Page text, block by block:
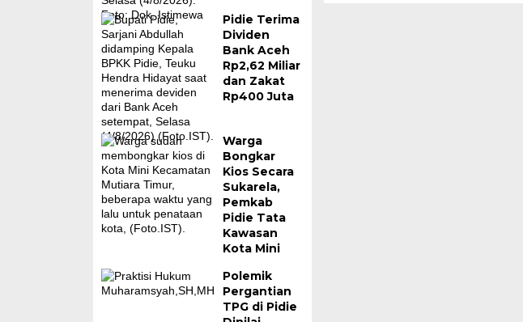
Pidie Terima
Dividen
Bank Aceh
Rp2,62 Miliar
dan Zakat
Rp400 Juta
Warga
Bongkar
Kios Secara
Sukarela,
Pemkab
Pidie Tata
Kawasan
Kota Mini
Polemik
Pergantian
TPG di Pidie